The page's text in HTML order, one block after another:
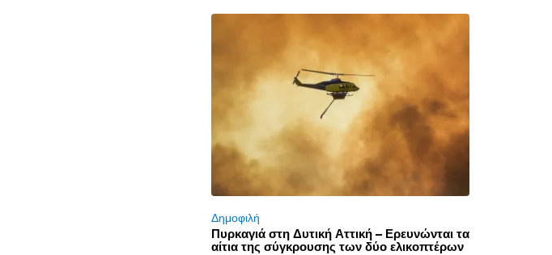
Δημοφιλή
Πυρκαγιά στη Δυτική Αττική – Ερευνώνται τα
αίτια της σύγκρουσης των δύο ελικοπτέρων